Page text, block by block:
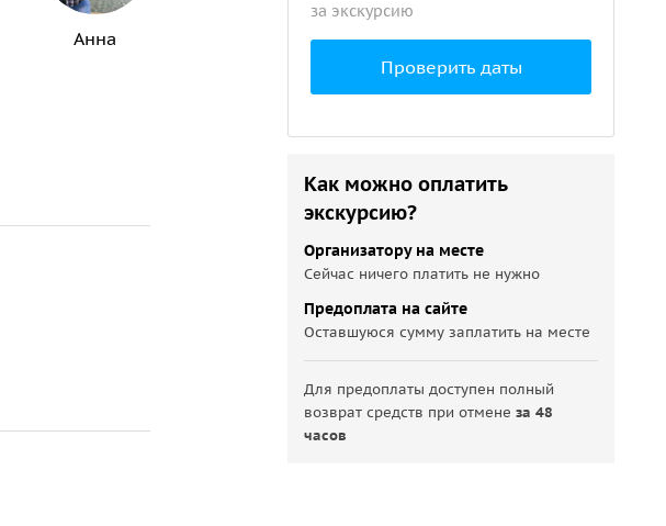
Анна
за экскурсию
Проверить даты
Как можно оплатить
экскурсию?
Организатору на месте
Сейчас ничего платить не нужно
Предоплата на сайте
Оставшуюся сумму заплатить на месте
Для предоплаты доступен полный
возврат средств при отменеза 48
часов